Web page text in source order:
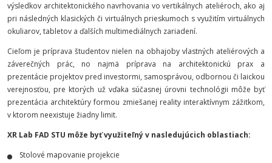
výsledkov architektonického navrhovania vo vertikálnych ateliéroch, ako aj
pri následných klasických či virtuálnych prieskumoch s využitím virtuálnych
okuliarov, tabletov a ďalších multimediálnych zariadení.
Cieľom je príprava študentov nielen na obhajoby vlastných ateliérových a
záverečných prác, no najmä príprava na architektonickú prax a
prezentácie projektov pred investormi, samosprávou, odbornou či laickou
verejnosťou, pre ktorých už vďaka súčasnej úrovni technológii môže byť
prezentácia architektúry formou zmiešanej reality interaktívnym zážitkom,
v ktorom neexistuje žiadny limit.
XR Lab FAD STU môže byť využiteľný v nasledujúcich oblastiach:
Stolové mapovanie projekcie